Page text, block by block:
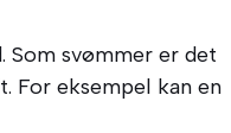
svømmer er det
For eksempel kan en